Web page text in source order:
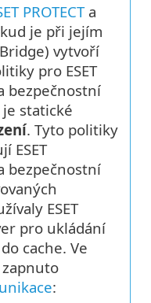
PROTECTa
je při jejím
vytvoří
pro ESET
bezpečnostní
je statické
. Tyto politiky
ESET
bezpečnostní
ESET
pro ukládání
cache. Ve
: